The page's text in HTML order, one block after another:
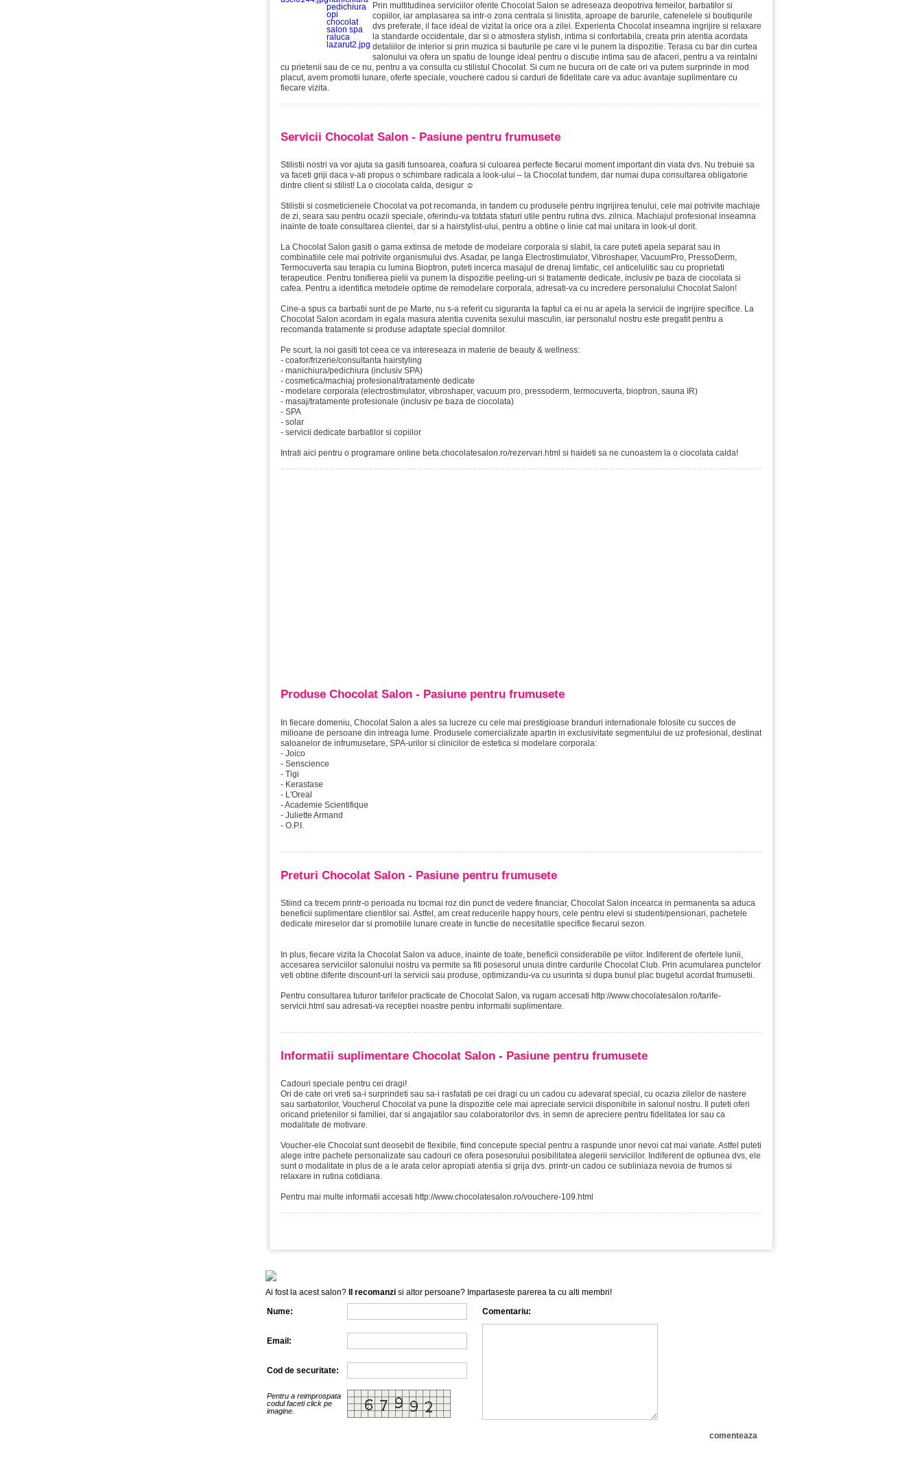
Prin multitudinea serviciilor oferite Chocolat Salon se adreseaza deopotriva femeilor, barbatilor si
copiilor, iar amplasarea sa intr-o zona centrala si linistita, aproape de barurile, cafenelele si boutiqurile
dvs preferate, il face ideal de vizitat la orice ora a zilei. Experienta Chocolat inseamna ingrijire si relaxare
la standarde occidentale, dar si o atmosfera stylish, intima si confortabila, creata prin atentia acordata
detaliilor de interior si prin muzica si bauturile pe care vi le punem la dispozitie. Terasa cu bar din curtea
salonului va ofera un spatiu de lounge ideal pentru o discutie intima sau de afaceri, pentru a va reintalni
cu prietenii sau de ce nu, pentru a va consulta cu stilistul Chocolat. Si cum ne bucura ori de cate ori va putem surprinde in mod
placut, avem promotii lunare, oferte speciale, vouchere cadou si carduri de fidelitate care va aduc avantaje suplimentare cu
fiecare vizita.
Servicii Chocolat Salon - Pasiune pentru frumusete
Stilistii nostri va vor ajuta sa gasiti tunsoarea, coafura si culoarea perfecte fiecarui moment important din viata dvs. Nu trebuie sa
va faceti griji daca v-ati propus o schimbare radicala a look-ului – la Chocolat tundem, dar numai dupa consultarea obligatorie
dintre client si stilist! La o ciocolata calda, desigur ☺
Stilistii si cosmeticienele Chocolat va pot recomanda, in tandem cu produsele pentru ingrijirea tenului, cele mai potrivite machiaje
de zi, seara sau pentru ocazii speciale, oferindu-va totdata sfaturi utile pentru rutina dvs. zilnica. Machiajul profesional inseamna
inainte de toate consultarea clientei, dar si a hairstylist-ului, pentru a obtine o linie cat mai unitara in look-ul dorit.
La Chocolat Salon gasiti o gama extinsa de metode de modelare corporala si slabit, la care puteti apela separat sau in
combinatiile cele mai potrivite organismului dvs. Asadar, pe langa Electrostimulator, Vibroshaper, VacuumPro, PressoDerm,
Termocuverta sau terapia cu lumina Bioptron, puteti incerca masajul de drenaj limfatic, cel anticelulitic sau cu proprietati
terapeutice. Pentru tonifierea pielii va punem la dispozitie peeling-uri si tratamente dedicate, inclusiv pe baza de ciocolata si
cafea. Pentru a identifica metodele optime de remodelare corporala, adresati-va cu incredere personalului Chocolat Salon!
Cine-a spus ca barbatii sunt de pe Marte, nu s-a referit cu siguranta la faptul ca ei nu ar apela la servicii de ingrijire specifice. La
Chocolat Salon acordam in egala masura atentia cuvenita sexului masculin, iar personalul nostru este pregatit pentru a
recomanda tratamente si produse adaptate special domnilor.
Pe scurt, la noi gasiti tot ceea ce va intereseaza in materie de beauty & wellness:
- coafor/frizerie/consultanta hairstyling
- manichiura/pedichiura (inclusiv SPA)
- cosmetica/machiaj profesional/tratamente dedicate
- modelare corporala (electrostimulator, vibroshaper, vacuum pro, pressoderm, termocuverta, bioptron, sauna IR)
- masaj/tratamente profesionale (inclusiv pe baza de ciocolata)
- SPA
- solar
- servicii dedicate barbatilor si copiilor
Intrati aici pentru o programare online beta.chocolatesalon.ro/rezervari.html si haideti sa ne cunoastem la o ciocolata calda!
Produse Chocolat Salon - Pasiune pentru frumusete
In fiecare domeniu, Chocolat Salon a ales sa lucreze cu cele mai prestigioase branduri internationale folosite cu succes de
milioane de persoane din intreaga lume. Produsele comercializate apartin in exclusivitate segmentului de uz profesional, destinat
saloanelor de infrumusetare, SPA-urilor si clinicilor de estetica si modelare corporala:
- Joico
- Senscience
- Tigi
- Kerastase
- L'Oreal
- Academie Scientifique
- Juliette Armand
- O.P.I.
Preturi Chocolat Salon - Pasiune pentru frumusete
Stiind ca trecem printr-o perioada nu tocmai roz din punct de vedere financiar, Chocolat Salon incearca in permanenta sa aduca
beneficii suplimentare clientilor sai. Astfel, am creat reducerile happy hours, cele pentru elevi si studenti/pensionari, pachetele
dedicate mireselor dar si promotiile lunare create in functie de necesitatile specifice fiecarui sezon.
In plus, fiecare vizita la Chocolat Salon va aduce, inainte de toate, beneficii considerabile pe viitor. Indiferent de ofertele lunii,
accesarea serviciilor salonului nostru va permite sa fiti posesorul unuia dintre cardurile Chocolat Club. Prin acumularea punctelor
veti obtine diferite discount-uri la servicii sau produse, optimizandu-va cu usurinta si dupa bunul plac bugetul acordat frumusetii.
Pentru consultarea tuturor tarifelor practicate de Chocolat Salon, va rugam accesati http://www.chocolatesalon.ro/tarife-
servicii.html sau adresati-va receptiei noastre pentru informatii suplimentare.
Informatii suplimentare Chocolat Salon - Pasiune pentru frumusete
Cadouri speciale pentru cei dragi!
Ori de cate ori vreti sa-i surprindeti sau sa-i rasfatati pe cei dragi cu un cadou cu adevarat special, cu ocazia zilelor de nastere
sau sarbatorilor, Voucherul Chocolat va pune la dispozitie cele mai apreciate servicii disponibile in salonul nostru. Il puteti oferi
oricand prietenilor si familiei, dar si angajatilor sau colaboratorilor dvs. in semn de apreciere pentru fidelitatea lor sau ca
modalitate de motivare.
Voucher-ele Chocolat sunt deosebit de flexibile, fiind concepute special pentru a raspunde unor nevoi cat mai variate. Astfel puteti
alege intre pachete personalizate sau cadouri ce ofera posesorului posibilitatea alegerii serviciilor. Indiferent de optiunea dvs, ele
sunt o modalitate in plus de a le arata celor apropiati atentia si grija dvs. printr-un cadou ce subliniaza nevoia de frumos si
relaxare in rutina cotidiana.
Pentru mai multe informatii accesati http://www.chocolatesalon.ro/vouchere-109.html
Ai fost la acest salon? Il recomanzi si altor persoane? Impartaseste parerea ta cu alti membri!
Nume:
Comentariu:
Email:
Cod de securitate:
Pentru a reimprospata
codul faceti click pe
imagine.
comenteaza